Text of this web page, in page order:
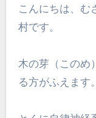
こんにちは、むさしの整体療術センター院長の江
村です。
木の芽（このめ
る方がふえます。